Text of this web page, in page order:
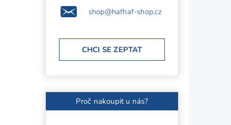
shop@hafhaf-shop.cz
CHCI SE ZEPTAT
Proč nakoupit u nás?